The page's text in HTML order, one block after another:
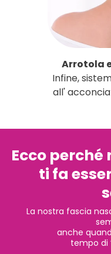
Arrotola
Infine,
all'
Ecco
ti fa
La nostra fascia
anche
tempo di